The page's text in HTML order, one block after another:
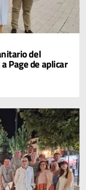
del
Page de aplicar